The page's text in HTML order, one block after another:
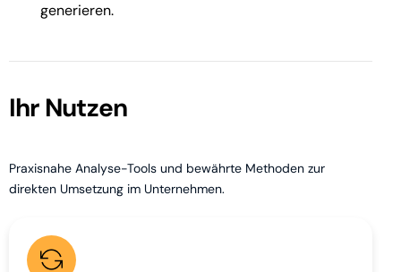
generieren.
Ihr Nutzen
Praxisnahe Analyse-Tools und bewährte Methoden zur
direkten Umsetzung im Unternehmen.